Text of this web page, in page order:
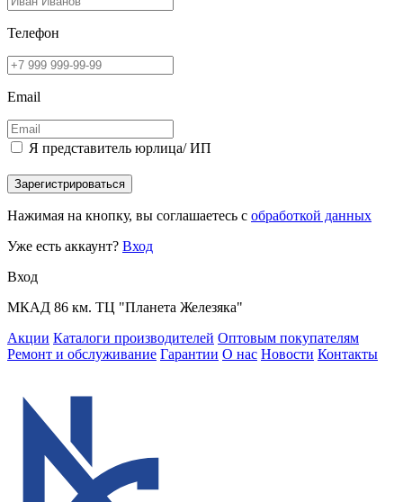
Телефон
Email
Я представитель юрлица/ ИП
Зарегистрироваться
Нажимая на кнопку, вы соглашаетесь с обработкой данных
Уже есть аккаунт? Вход
Вход
МКАД 86 км. ТЦ "Планета Железяка"
Акции Каталоги производителей Оптовым покупателям
Ремонт и обслуживание Гарантии О нас Новости Контакты